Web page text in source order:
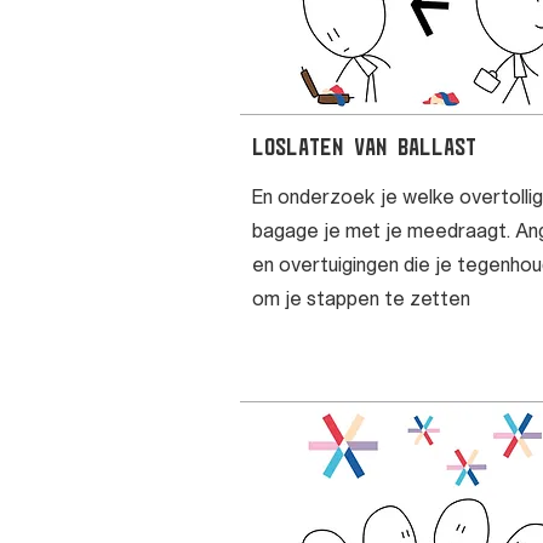
Loslaten van ballast
En onderzoek je welke
bagage je met je meedraagt.
en overtuigingen die je
om je stappen te zetten